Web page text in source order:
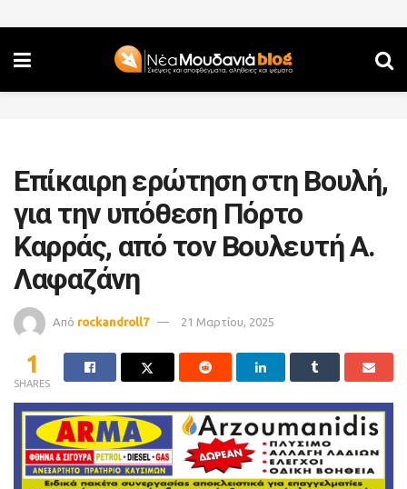
Επίκαιρη ερώτηση στη Βουλή,
για την υπόθεση Πόρτο
Καρράς, από τον Βουλευτή Α.
Λαφαζάνη
Από rockandroll7 21 Μαρτίου, 2025
1
SHARES